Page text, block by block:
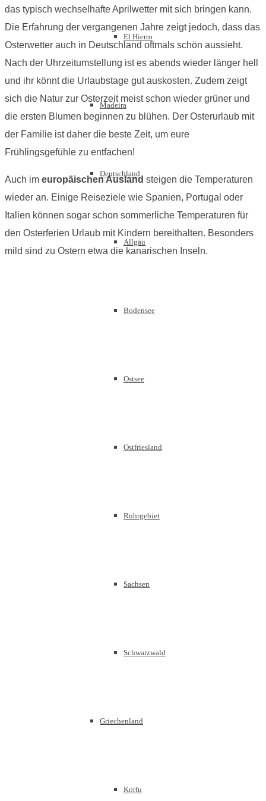
El Hierro
Madeira
Deutschland
Allgäu
Bodensee
Ostsee
Ostfriesland
Ruhrgebiet
Sachsen
Schwarzwald
Griechenland
Korfu
das typisch wechselhafte Aprilwetter mit sich bringen kann.
Die Erfahrung der vergangenen Jahre zeigt jedoch, dass das
Osterwetter auch in Deutschland oftmals schön aussieht.
Nach der Uhrzeitumstellung ist es abends wieder länger hell
und ihr könnt die Urlaubstage gut auskosten. Zudem zeigt
sich die Natur zur Osterzeit meist schon wieder grüner und
die ersten Blumen beginnen zu blühen. Der Osterurlaub mit
der Familie ist daher die beste Zeit, um eure
Frühlingsgefühle zu entfachen!
Auch im europäischen Ausland steigen die Temperaturen
wieder an. Einige Reiseziele wie Spanien, Portugal oder
Italien können sogar schon sommerliche Temperaturen für
den Osterferien Urlaub mit Kindern bereithalten. Besonders
mild sind zu Ostern etwa die kanarischen Inseln.